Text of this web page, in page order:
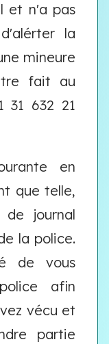
et n'a pas
la
mineure
fait au
31 632 21
en
que telle,
journal
la police.
de vous
afin
vécu et
partie